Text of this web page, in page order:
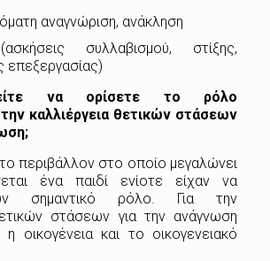
αναγνώριση, ανάκληση
συλλαβισμού, στίξης,
επεξεργασίας)
να ορίσετε το ρόλο
καλλιέργεια θετικών στάσεων
περιβάλλον στο οποίο μεγαλώνει
ένα παιδί ενίοτε είχαν να
σημαντικό ρόλο. Για την
στάσεων για την ανάγνωση
οικογένεια και το οικογενειακό